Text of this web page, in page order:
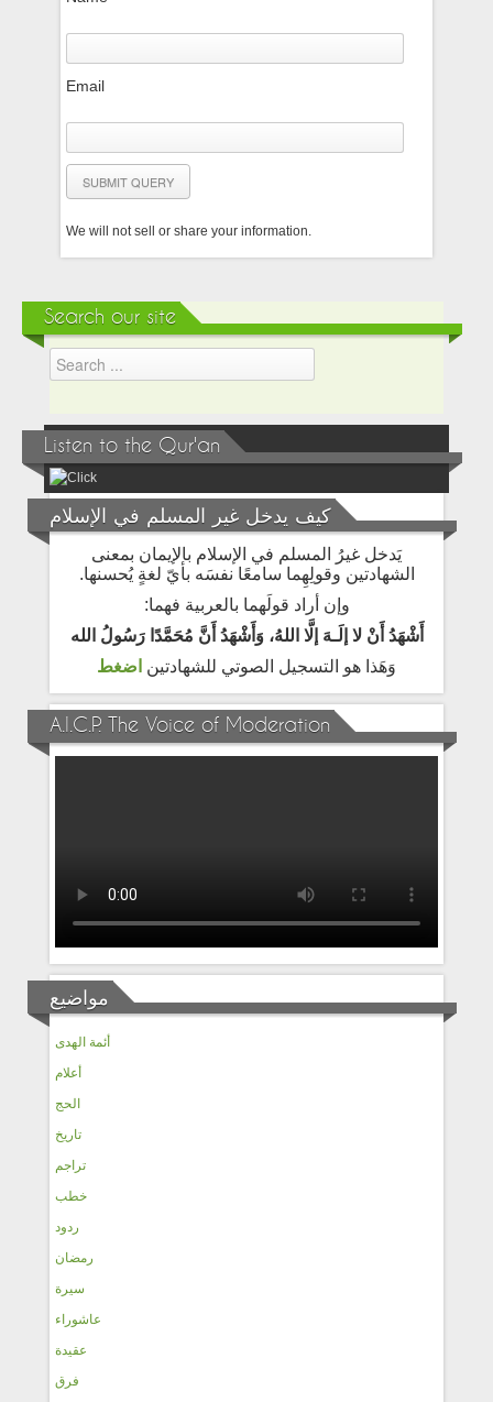
Email
We will not sell or share your information.
Search our site
Listen to the Qur'an
كيف يدخل غير المسلم في الإسلام
يَدخل غيرُ المسلم في الإسلام بالإيمان بمعنى
الشهادتين وقولِهِما سامعًا نفسَه بأيّ لغةٍ يُحسنها.
وإن أراد قولَهما بالعربية فهما:
أَشْهَدُ أَنْ لا إلَـهَ إلَّا اللهُ، وَأَشْهَدُ أَنَّ مُحَمَّدًا رَسُولُ الله
وَهَذا هو التسجيل الصوتي للشهادتين اضغط
A.I.C.P. The Voice of Moderation
مواضيع
أئمة الهدى
أعلام
الحج
تاريخ
تراجم
خطب
ردود
رمضان
سيرة
عاشوراء
عقيدة
فرق